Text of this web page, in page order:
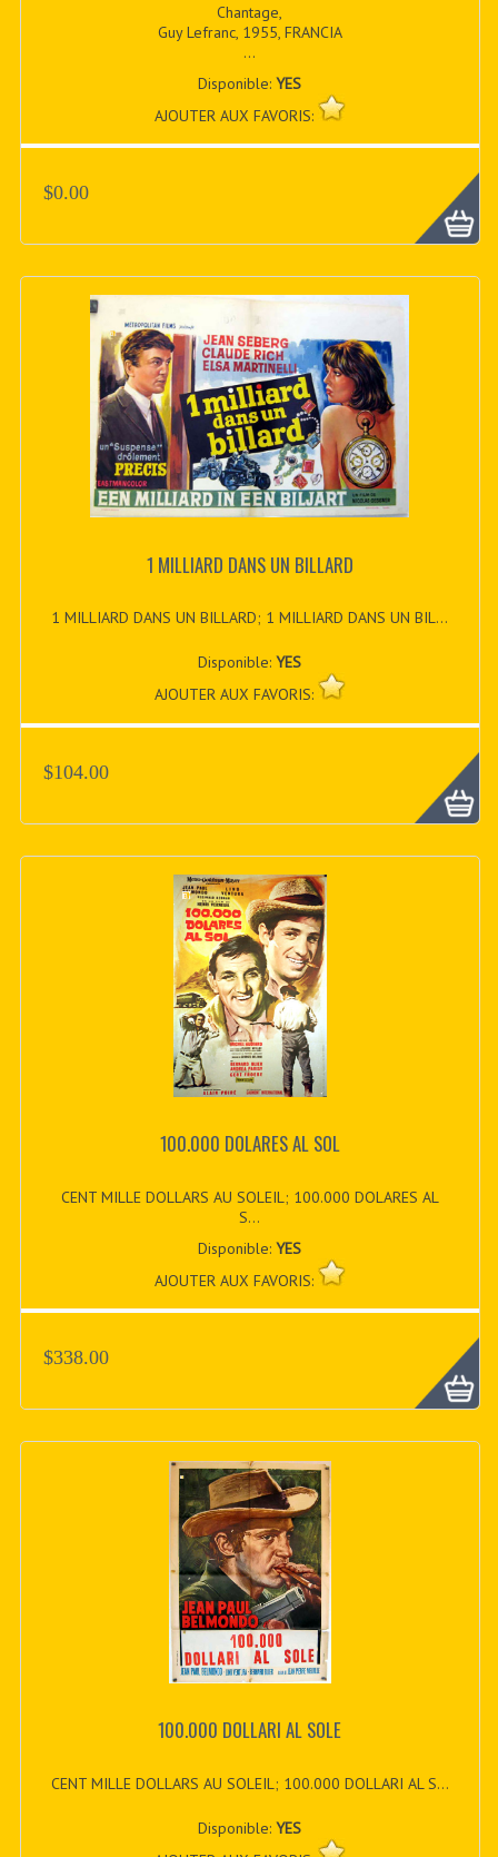
Chantage,
Guy Lefranc, 1955, FRANCIA
...
Disponible:YES
AJOUTER AUX FAVORIS:
$0.00
1 MILLIARD DANS UN BILLARD
1 MILLIARD DANS UN BILLARD; 1 MILLIARD DANS UN BIL...
Disponible:YES
AJOUTER AUX FAVORIS:
$104.00
100.000 DOLARES AL SOL
CENT MILLE DOLLARS AU SOLEIL; 100.000 DOLARES AL
S...
Disponible:YES
AJOUTER AUX FAVORIS:
$338.00
100.000 DOLLARI AL SOLE
CENT MILLE DOLLARS AU SOLEIL; 100.000 DOLLARI AL S...
Disponible:YES